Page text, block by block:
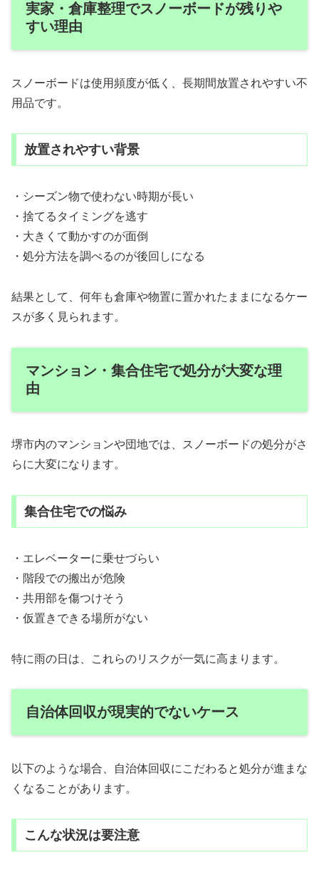
実家・倉庫整理でスノーボードが残りや
すい理由
スノーボードは使用頻度が低く、長期間放置されやすい不
用品です。
放置されやすい背景
・シーズン物で使わない時期が長い
・捨てるタイミングを逃す
・大きくて動かすのが面倒
・処分方法を調べるのが後回しになる
結果として、何年も倉庫や物置に置かれたままになるケー
スが多く見られます。
マンション・集合住宅で処分が大変な理
由
堺市内のマンションや団地では、スノーボードの処分がさ
らに大変になります。
集合住宅での悩み
・エレベーターに乗せづらい
・階段での搬出が危険
・共用部を傷つけそう
・仮置きできる場所がない
特に雨の日は、これらのリスクが一気に高まります。
自治体回収が現実的でないケース
以下のような場合、自治体回収にこだわると処分が進まな
くなることがあります。
こんな状況は要注意